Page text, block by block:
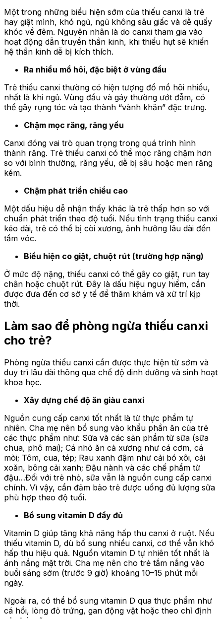
Một trong những biểu hiện sớm của thiếu canxi là trẻ
hay giật mình, khó ngủ, ngủ không sâu giấc và dễ quấy
khóc về đêm. Nguyên nhân là do canxi tham gia vào
hoạt động dẫn truyền thần kinh, khi thiếu hụt sẽ khiến
hệ thần kinh dễ bị kích thích.
Ra nhiều mồ hôi, đặc biệt ở vùng đầu
Trẻ thiếu canxi thường có hiện tượng đổ mồ hôi nhiều,
nhất là khi ngủ. Vùng đầu và gáy thường ướt đẫm, có
thể gây rụng tóc và tạo thành “vành khăn” đặc trưng.
Chậm mọc răng, răng yếu
Canxi đóng vai trò quan trọng trong quá trình hình
thành răng. Trẻ thiếu canxi có thể mọc răng chậm hơn
so với bình thường, răng yếu, dễ bị sâu hoặc men răng
kém.
Chậm phát triển chiều cao
Một dấu hiệu dễ nhận thấy khác là trẻ thấp hơn so với
chuẩn phát triển theo độ tuổi. Nếu tình trạng thiếu canxi
kéo dài, trẻ có thể bị còi xương, ảnh hưởng lâu dài đến
tầm vóc.
Biểu hiện co giật, chuột rút (trường hợp nặng)
Ở mức độ nặng, thiếu canxi có thể gây co giật, run tay
chân hoặc chuột rút. Đây là dấu hiệu nguy hiểm, cần
được đưa đến cơ sở y tế để thăm khám và xử trí kịp
thời.
Làm sao để phòng ngừa thiếu canxi
cho trẻ?
Phòng ngừa thiếu canxi cần được thực hiện từ sớm và
duy trì lâu dài thông qua chế độ dinh dưỡng và sinh hoạt
khoa học.
Xây dựng chế độ ăn giàu canxi
Nguồn cung cấp canxi tốt nhất là từ thực phẩm tự
nhiên. Cha mẹ nên bổ sung vào khẩu phần ăn của trẻ
các thực phẩm như: Sữa và các sản phẩm từ sữa (sữa
chua, phô mai); Cá nhỏ ăn cả xương như cá cơm, cá
mòi; Tôm, cua, tép; Rau xanh đậm như cải bó xôi, cải
xoăn, bông cải xanh; Đậu nành và các chế phẩm từ
đậu…Đối với trẻ nhỏ, sữa vẫn là nguồn cung cấp canxi
chính. Vì vậy, cần đảm bảo trẻ được uống đủ lượng sữa
phù hợp theo độ tuổi.
Bổ sung vitamin D đầy đủ
Vitamin D giúp tăng khả năng hấp thu canxi ở ruột. Nếu
thiếu vitamin D, dù bổ sung nhiều canxi, cơ thể vẫn khó
hấp thu hiệu quả. Nguồn vitamin D tự nhiên tốt nhất là
ánh nắng mặt trời. Cha mẹ nên cho trẻ tắm nắng vào
buổi sáng sớm (trước 9 giờ) khoảng 10–15 phút mỗi
ngày.
Ngoài ra, có thể bổ sung vitamin D qua thực phẩm như
cá hồi, lòng đỏ trứng, gan động vật hoặc theo chỉ định